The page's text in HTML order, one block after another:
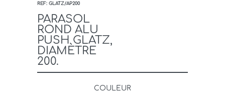
REF: GLATZ/AP200
PARASOL
ROND ALU
PUSH GLATZ,
DIAMÈTRE
200.
COULEUR